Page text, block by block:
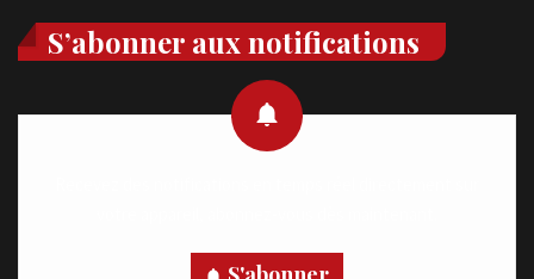
S’abonner aux notifications